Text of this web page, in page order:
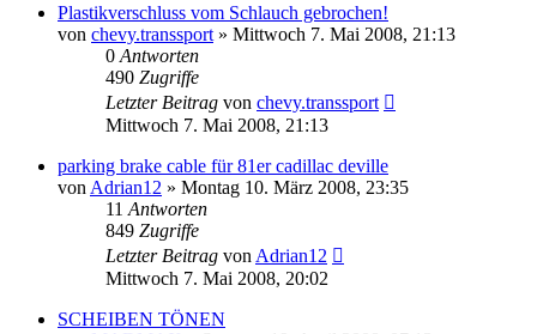
Plastikverschluss vom Schlauch gebrochen!
von chevy.transsport » Mittwoch 7. Mai 2008, 21:13
0 Antworten
490 Zugriffe
Letzter Beitrag von chevy.transsport
Mittwoch 7. Mai 2008, 21:13
parking brake cable für 81er cadillac deville
von Adrian12 » Montag 10. März 2008, 23:35
11 Antworten
849 Zugriffe
Letzter Beitrag von Adrian12
Mittwoch 7. Mai 2008, 20:02
SCHEIBEN TÖNEN